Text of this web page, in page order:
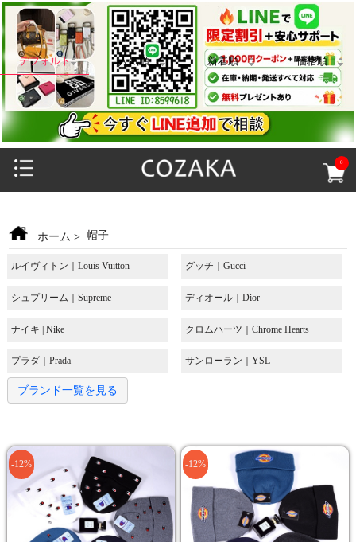
0
デフォルト 人気順 新着順 価格順
ホーム > 帽子
ルイヴィトン｜Louis Vuitton グッチ｜Gucci
シュプリーム｜Supreme ディオール｜Dior
ナイキ | Nike クロムハーツ｜Chrome Hearts
プラダ｜Prada サンローラン｜YSL
ブランド一覧を見る
-12% -12%